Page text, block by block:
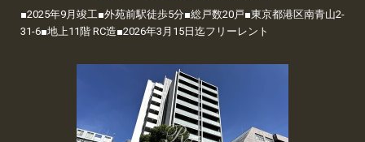
■2025年9月竣工■外苑前駅徒歩5分■総戸数20戸■東京都港区南青山2-
31-6■地上11階 RC造■2026年3月15日迄フリーレント